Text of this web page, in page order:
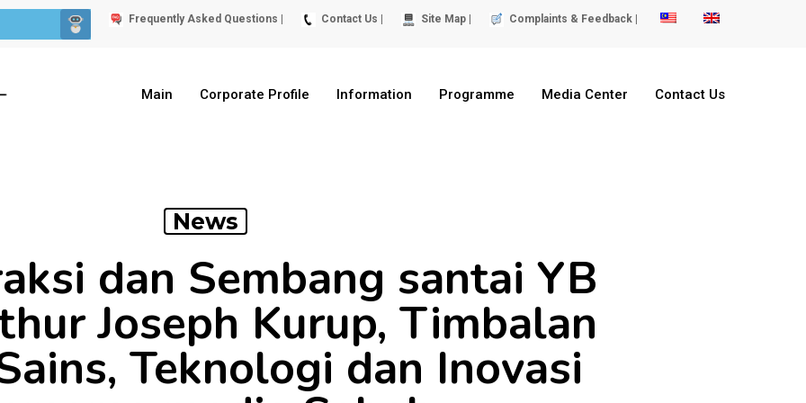
Frequently Asked Questions | Contact Us | Site Map | Complaints & Feedback |
Main Corporate Profile Information Programme Media Center Contact Us
News
dan Sembang santai YB
Joseph Kurup, Timbalan
Teknologi dan Inovasi